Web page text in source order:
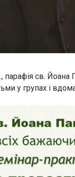
парафія св.
у групах і